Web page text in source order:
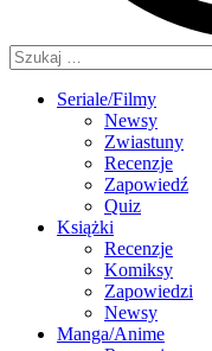
Szukaj:
Seriale/Filmy
Newsy
Zwiastuny
Recenzje
Zapowiedź
Quiz
Książki
Recenzje
Komiksy
Zapowiedzi
Newsy
Manga/Anime